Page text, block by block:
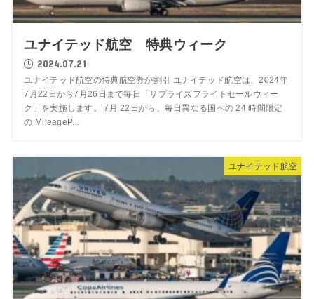
ユナイテッド航空 特典ウィーク
2024.07.21
ユナイテッド航空の特典航空券が割引 ユナイテッド航空は、2024年
7月22日から7月26日まで毎日「サプライズフライトセールウィー
ク」を実施します。 7月 22日から、毎日異なる国への 24 時間限定
の MileageP...
ユナイテッド航空